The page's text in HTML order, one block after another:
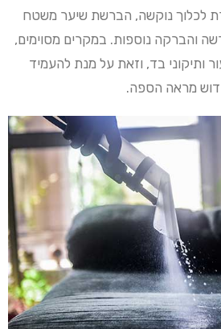
לכלוך נוקשה, הברשת שיער משטח
והברקה נוספות. במקרים מסוימים,
ותיקוני בד, וזאת על מנת להעמיד
מראה הספה.